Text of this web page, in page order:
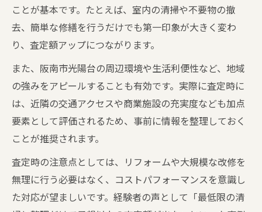
ことが基本です。たとえば、室内の清掃や不要物の撤
去、簡単な修繕を行うだけでも第一印象が大きく変わ
り、査定額アップにつながります。
また、阪南市光陽台の周辺環境や生活利便性など、地域
の強みをアピールすることも有効です。実際に査定時に
は、近隣の交通アクセスや商業施設の充実度なども加点
要素として評価されるため、事前に情報を整理しておく
ことが推奨されます。
査定時の注意点としては、リフォームや大規模な改修を
無理に行う必要はなく、コストパフォーマンスを意識し
た対応が望ましいです。経験者の声として「最低限の清